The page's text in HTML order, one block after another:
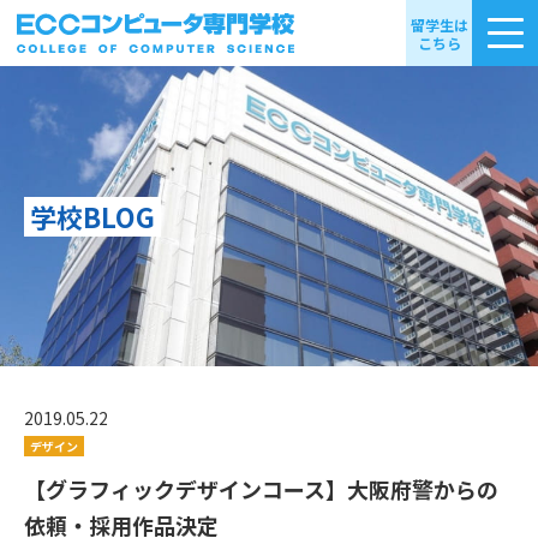
留学生は
こちら
学校BLOG
2019.05.22
デザイン
【グラフィックデザインコース】大阪府警からの
依頼・採用作品決定